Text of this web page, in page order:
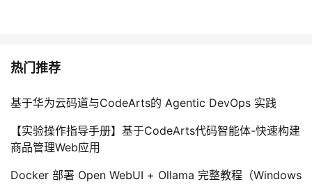
热门推荐
基于华为云码道与CodeArts的 Agentic DevOps 实践
【实验操作指导手册】基于CodeArts代码智能体-快速构建
商品管理Web应用
Docker 部署 Open WebUI + Ollama 完整教程（Windows